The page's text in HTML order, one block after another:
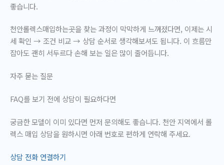
좋습니다.
천안롤렉스매입하는곳을 찾는 과정이 막막하게 느껴졌다면, 이제는시
세 확인 → 조건 비교 → 상담 순서로 생각해보셔도 됩니다. 이 흐름만
잡아도 괜히 서두르다 손해 보는 일은 많이 줄어듭니다.
자주 묻는 질문
FAQ를 보기 전에 상담이 필요하다면
궁금한 모델이 이미 있다면 먼저 문의해도 좋습니다. 천안 지역에서 롤
렉스 매입 상담을 원하시면 아래 번호로 편하게 연락해 주세요.
상담 전화 연결하기